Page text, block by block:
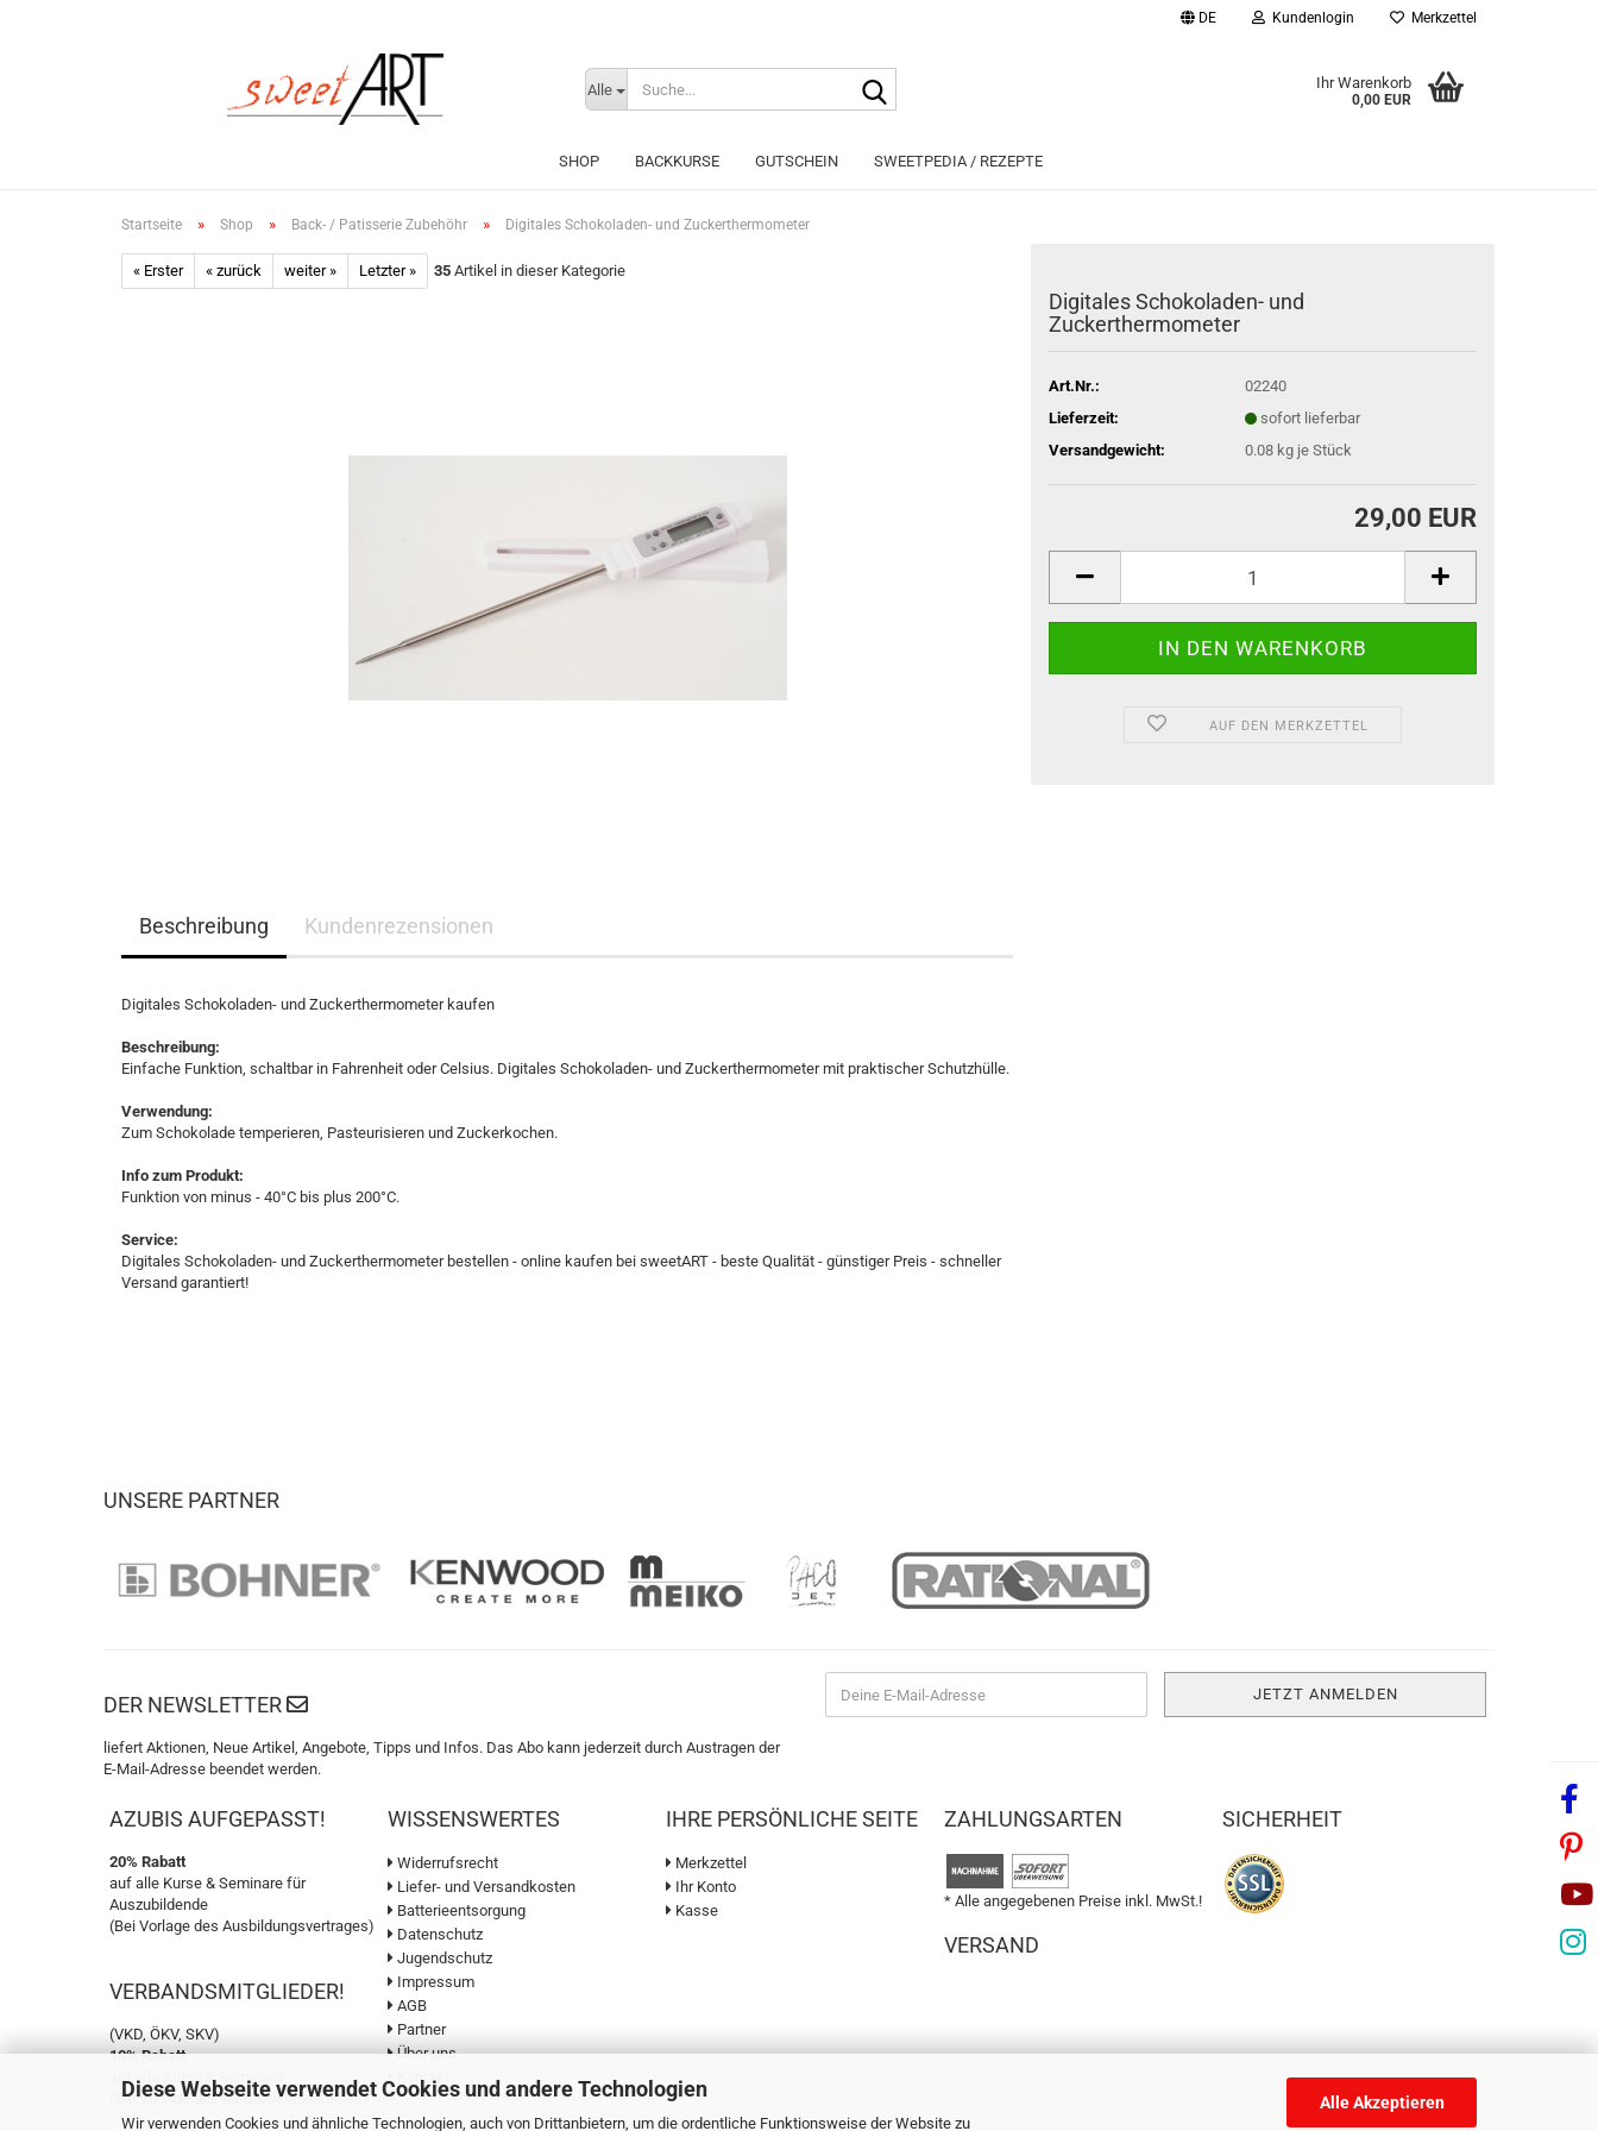
Diese Webseite verwendet Cookies und andere Technologien
Wir verwenden Cookies und ähnliche Technologien, auch von Drittanbietern, um die ordentliche Funktionsweise der Website zu
Alle Akzeptieren
DE Kundenlogin
Konto erstellen
Passwort vergessen?
Merkzettel
Alle Ihr Warenkorb
0,00 EUR
SHOP BACKKURSE GUTSCHEIN SWEETPEDIA / REZEPTE
Startseite » Shop » Back- / Patisserie Zubehöhr » Digitales Schokoladen- und Zuckerthermometer
« Erster « zurück weiter » Letzter » 35 Artikel in dieser Kategorie
Digitales Schokoladen- und
Zuckerthermometer
Art.Nr.:
02240
Lieferzeit:
sofort lieferbar
Versandgewicht:
0.08 kg je Stück
29,00 EUR
AUF DEN MERKZETTEL
Beschreibung Kundenrezensionen
Digitales Schokoladen- und Zuckerthermometer kaufen
Beschreibung:
Einfache Funktion, schaltbar in Fahrenheit oder Celsius. Digitales Schokoladen- und Zuckerthermometer mit praktischer Schutzhülle.
Verwendung:
Zum Schokolade temperieren, Pasteurisieren und Zuckerkochen.
Info zum Produkt:
Funktion von minus - 40°C bis plus 200°C.
Service:
Digitales Schokoladen- und Zuckerthermometer bestellen - online kaufen bei sweetART - beste Qualität - günstiger Preis - schneller
Versand garantiert!
UNSERE PARTNER
DER NEWSLETTER
liefert Aktionen, Neue Artikel, Angebote, Tipps und Infos. Das Abo kann jederzeit durch Austragen der
E-Mail-Adresse beendet werden.
AZUBIS AUFGEPASST!
20% Rabatt
auf alle Kurse & Seminare für
Auszubildende
(Bei Vorlage des Ausbildungsvertrages)
VERBANDSMITGLIEDER!
(VKD, ÖKV, SKV)
10% Rabatt
auf alle Kurse & Seminare
(Bei Vorlage des Mitgliederausweises)
WISSENSWERTES
Widerrufsrecht
Liefer- und Versandkosten
Batterieentsorgung
Datenschutz
Jugendschutz
Impressum
AGB
Partner
Über uns
Kontakt
IHRE PERSÖNLICHE SEITE
Merkzettel
Ihr Konto
Kasse
ZAHLUNGSARTEN
* Alle angegebenen Preise inkl. MwSt.!
VERSAND
SICHERHEIT